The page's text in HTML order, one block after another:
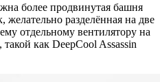
более продвинутая башня
разделённая на две
отдельному вентилятору на
как DeepCool Assassin